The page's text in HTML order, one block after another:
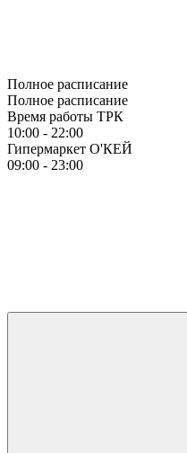
Полное расписание
Полное расписание
Время работы ТРК
10:00 - 22:00
Гипермаркет О'КЕЙ
09:00 - 23:00